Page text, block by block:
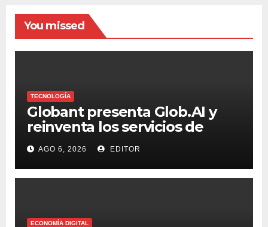
You missed
TECNOLOGÍA
Globant presenta Glob.AI y
reinventa los servicios de
tecnología para la era de la IA
AGO 6, 2026 EDITOR
ECONOMÍA DIGITAL